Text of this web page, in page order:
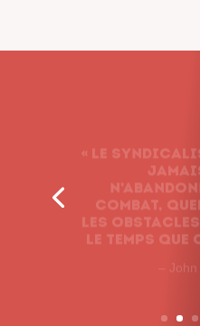
combat,
les obstacles
le temps que